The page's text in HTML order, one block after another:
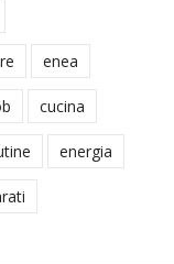
enea
cucina
energia